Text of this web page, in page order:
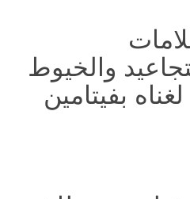
والخيوط
بفيتامين